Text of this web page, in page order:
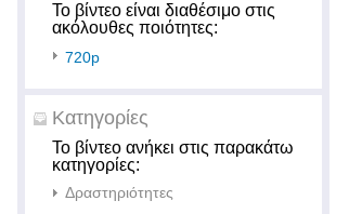
Το βίντεο είναι διαθέσιμο στις
ακόλουθες ποιότητες:
720p
Κατηγορίες
Το βίντεο ανήκει στις παρακάτω
κατηγορίες:
Δραστηριότητες